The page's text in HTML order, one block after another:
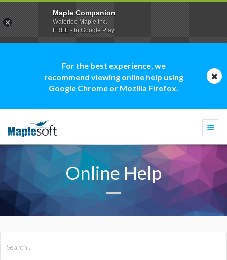
For the best experience, we
recommend viewing online help using
Google Chrome or Mozilla Firefox.
Online Help
Maple Companion
Waterloo Maple Inc.
FREE - In Google Play